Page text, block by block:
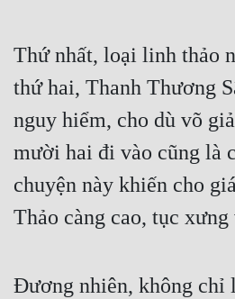
Thứ nhất, loại linh thảo
thứ hai, Thanh Thương
nguy hiểm, cho dù võ
mười hai đi vào cũng là
chuyện này khiến cho
Thảo càng cao, tục
Đương nhiên, không chỉ